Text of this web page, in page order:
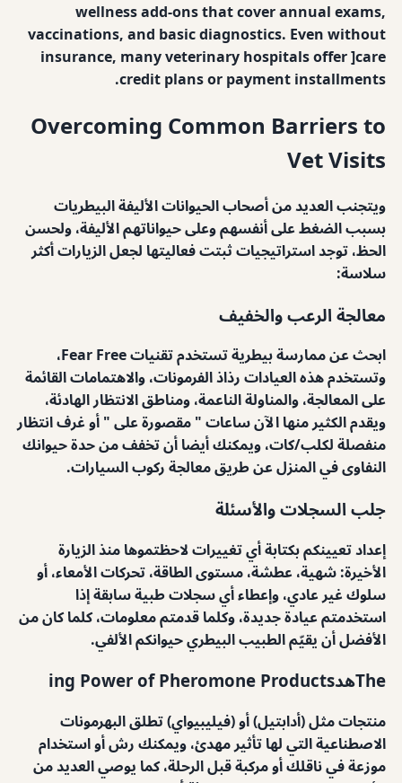
wellness add-ons that cover annual exams,
vaccinations, and basic diagnostics. Even without
insurance, many veterinary hospitals offer ]care
credit plans or payment installments.
Overcoming Common Barriers to
Vet Visits
ويتجنب العديد من أصحاب الحيوانات الأليفة البيطريات
بسبب الضغط على أنفسهم وعلى حيواناتهم الأليفة، ولحسن
الحظ، توجد استراتيجيات ثبتت فعاليتها لجعل الزيارات أكثر
سلاسة:
معالجة الرعب والخفيف
ابحث عن ممارسة بيطرية تستخدم تقنيات Fear Free،
وتستخدم هذه العيادات رذاذ الفرمونات، والاهتمامات القائمة
على المعالجة، والمناولة الناعمة، ومناطق الانتظار الهادئة،
ويقدم الكثير منها الآن ساعات " مقصورة على " أو غرف انتظار
منفصلة لكلب/كات، ويمكنك أيضا أن تخفف من حدة حيوانك
النفاوى في المنزل عن طريق معالجة ركوب السيارات.
جلب السجلات والأسئلة
إعداد تعيينكم بكتابة أي تغييرات لاحظتموها منذ الزيارة
الأخيرة: شهية، عطشة، مستوى الطاقة، تحركات الأمعاء، أو
سلوك غير عادي، وإعطاء أي سجلات طبية سابقة إذا
استخدمتم عيادة جديدة، وكلما قدمتم معلومات، كلما كان من
الأفضل أن يقيّم الطبيب البيطري حيوانكم الألفي.
Theهدing Power of Pheromone Products
منتجات مثل (أدابتيل) أو (فيليبيواي) تطلق البهرمونات
الاصطناعية التي لها تأثير مهدئ، ويمكنك رش أو استخدام
موزعة في ناقلك أو مركبة قبل الرحلة، كما يوصي العديد من